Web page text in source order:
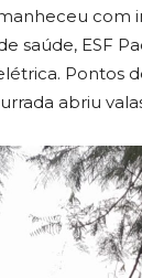
com
saúde, ESF
Pontos
abriu